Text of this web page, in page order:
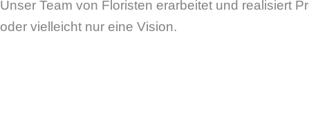
Unser Team von Floristen erarbeitet und realisiert
oder vielleicht nur eine Vision.